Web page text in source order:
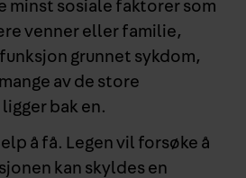
minst sosiale faktorer som
venner eller familie,
grunnet sykdom,
av de store
bak en.
å få. Legen vil forsøke å
kan skyldes en